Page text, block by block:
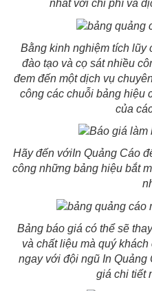
nhất với chi phí và
Bằng kinh nghiệm tích lũy
đào tạo và cọ sát nhiều
đem đến một dịch vụ
công các chuỗi bảng hiệu
của
Hãy đến vớiIn Quảng Cáo
công những bảng hiệu bắt
Bảng báo giá có thể sẽ
và chất liệu mà quý
ngay với đội ngũ In
giá chi tiết